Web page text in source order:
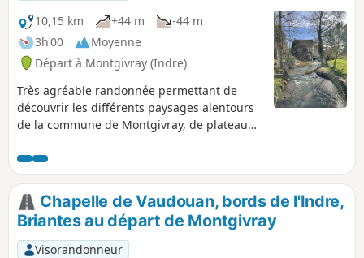
10,15 km
+44 m
-44 m
3h 00
Moyenne
Départ à Montgivray (Indre)
Très agréable randonnée permettant de
découvrir les différents paysages alentours
de la commune de Montgivray, de plateau
pied du château.
Chapelle de Vaudouan, bords de l'Indre,
Briantes au départ de Montgivray
Visorandonneur